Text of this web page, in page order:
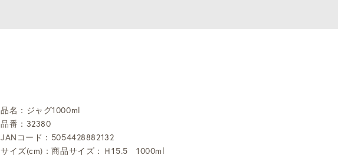
品名：ジャグ1000ml
品番：32380
JANコード：5054428882132
サイズ(cm)：商品サイズ：Ｈ15.5 1000ml